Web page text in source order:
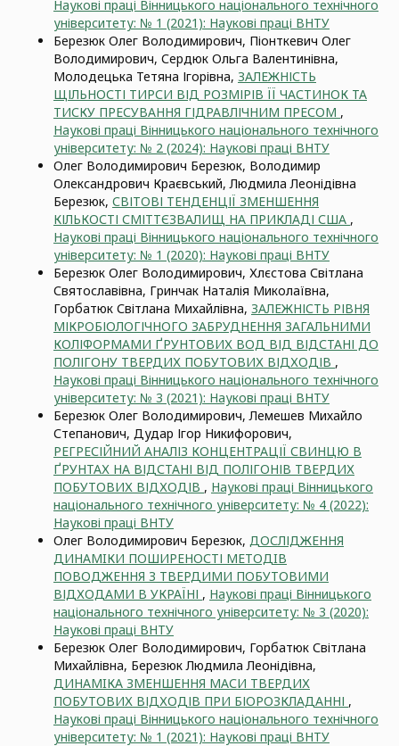
Наукові праці Вінницького національного технічного
університету: № 1 (2021): Наукові праці ВНТУ
Березюк Олег Володимирович, Піонткевич Олег
Володимирович, Сердюк Ольга Валентинівна,
Молодецька Тетяна Ігорівна, ЗАЛЕЖНІСТЬ
ЩІЛЬНОСТІ ТИРСИ ВІД РОЗМІРІВ ЇЇ ЧАСТИНОК ТА
ТИСКУ ПРЕСУВАННЯ ГІДРАВЛІЧНИМ ПРЕСОМ ,
Наукові праці Вінницького національного технічного
університету: № 2 (2024): Наукові праці ВНТУ
Олег Володимирович Березюк, Володимир
Олександрович Краєвський, Людмила Леонідівна
Березюк, СВІТОВІ ТЕНДЕНЦІЇ ЗМЕНШЕННЯ
КІЛЬКОСТІ СМІТТЄЗВАЛИЩ НА ПРИКЛАДІ США ,
Наукові праці Вінницького національного технічного
університету: № 1 (2020): Наукові праці ВНТУ
Березюк Олег Володимирович, Хлєстова Світлана
Святославівна, Гринчак Наталія Миколаївна,
Горбатюк Світлана Михайлівна, ЗАЛЕЖНІСТЬ РІВНЯ
МІКРОБІОЛОГІЧНОГО ЗАБРУДНЕННЯ ЗАГАЛЬНИМИ
КОЛІФОРМАМИ ҐРУНТОВИХ ВОД ВІД ВІДСТАНІ ДО
ПОЛІГОНУ ТВЕРДИХ ПОБУТОВИХ ВІДХОДІВ ,
Наукові праці Вінницького національного технічного
університету: № 3 (2021): Наукові праці ВНТУ
Березюк Олег Володимирович, Лемешев Михайло
Степанович, Дудар Ігор Никифорович,
РЕГРЕСІЙНИЙ АНАЛІЗ КОНЦЕНТРАЦІЇ СВИНЦЮ В
ҐРУНТАХ НА ВІДСТАНІ ВІД ПОЛІГОНІВ ТВЕРДИХ
ПОБУТОВИХ ВІДХОДІВ , Наукові праці Вінницького
національного технічного університету: № 4 (2022):
Наукові праці ВНТУ
Олег Володимирович Березюк, ДОСЛІДЖЕННЯ
ДИНАМIКИ ПОШИРЕНОСТІ МЕТОДIВ
ПОВОДЖЕННЯ З ТВЕРДИМИ ПОБУТОВИМИ
ВІДХОДАМИ В УКРАЇНІ , Наукові праці Вінницького
національного технічного університету: № 3 (2020):
Наукові праці ВНТУ
Березюк Олег Володимирович, Горбатюк Світлана
Михайлівна, Березюк Людмила Леонідівна,
ДИНАМIКА ЗМЕНШЕННЯ МАСИ ТВЕРДИХ
ПОБУТОВИХ ВІДХОДІВ ПРИ БІОРОЗКЛАДАННІ ,
Наукові праці Вінницького національного технічного
університету: № 1 (2021): Наукові праці ВНТУ